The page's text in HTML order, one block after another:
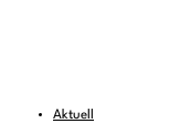
Aktuell